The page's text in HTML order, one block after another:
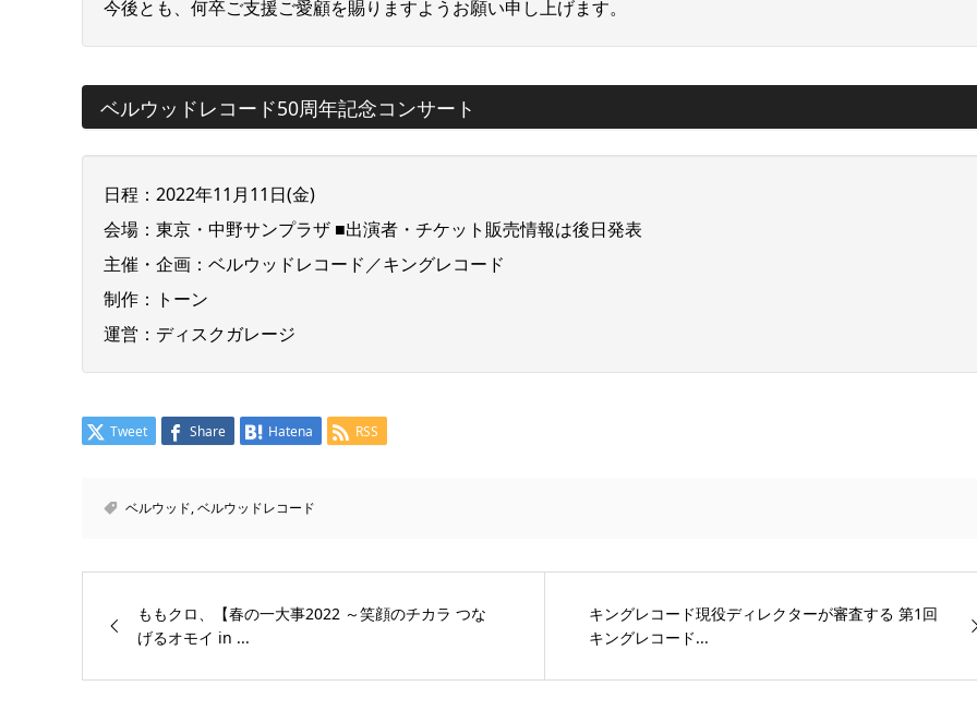
今後とも、何卒ご支援ご愛顧を賜りますようお願い申し上げます。
ベルウッドレコード50周年記念コンサート
日程：2022年11月11日(金)
会場：東京・中野サンプラザ ■出演者・チケット販売情報は後日発表
主催・企画：ベルウッドレコード／キングレコード
制作：トーン
運営：ディスクガレージ
Tweet Share Hatena RSS
ベルウッド,ベルウッドレコード
ももクロ、【春の一大事2022 ～笑顔のチカラ つな
げるオモイ in ...
キングレコード現役ディレクターが審査する 第1回
キングレコード...